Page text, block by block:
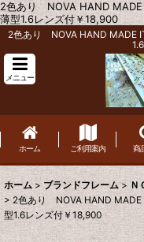
2色あり NOVA HAND
薄型1.6レンズ付￥18,900
2色あり NOVA HAND
メニュー
ホーム ご利用案内 商
ホーム > ブランドフレーム > Ｎ
> 2色あり NOVA HAND
型1.6レンズ付￥18,900